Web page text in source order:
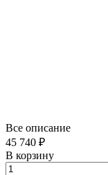
Все описание
45 740 ₽
В корзину